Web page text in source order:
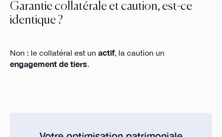
Garantie collatérale et caution, est-ce
identique ?
Non : le collatéral est un actif, la caution un
engagement de tiers